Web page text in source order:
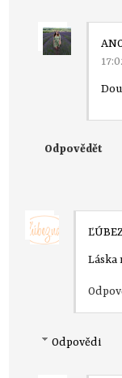
Odpovědět
Láska
Odpovědi